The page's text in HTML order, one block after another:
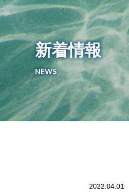
新着情報
NEWS
2022.04.01